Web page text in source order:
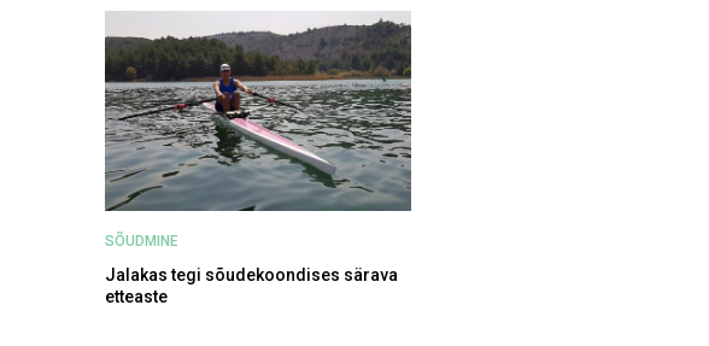
SÕUDMINE
Jalakas tegi sõudekoondises särava
etteaste